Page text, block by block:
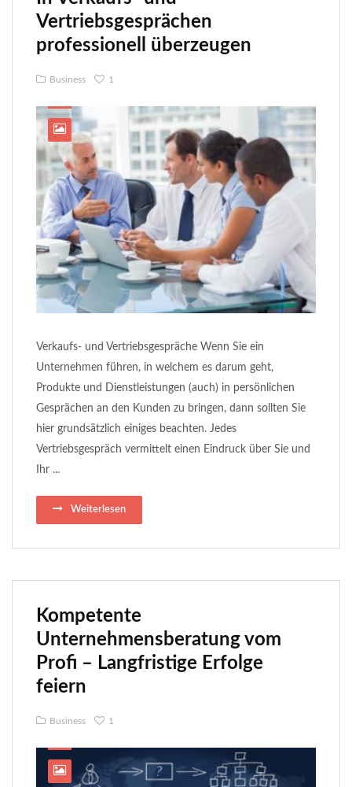
Vertriebsgesprächen
professionell überzeugen
Business 1
Verkaufs- und Vertriebsgespräche Wenn Sie ein
Unternehmen führen, in welchem es darum geht,
Produkte und Dienstleistungen (auch) in persönlichen
Gesprächen an den Kunden zu bringen, dann sollten Sie
hier grundsätzlich einiges beachten. Jedes
Vertriebsgespräch vermittelt einen Eindruck über Sie und
Ihr ...
Weiterlesen
Kompetente
Unternehmensberatung vom
Profi – Langfristige Erfolge
feiern
Business 1